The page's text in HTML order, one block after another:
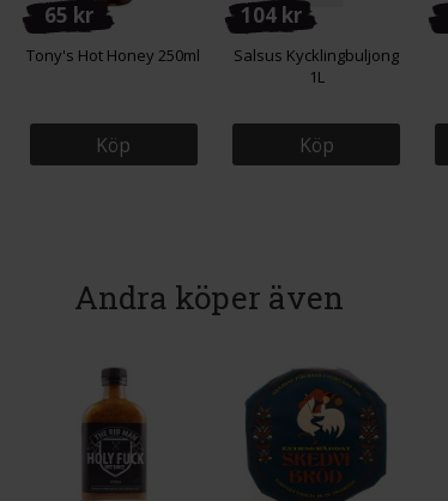
65 kr
Tony's Hot Honey 250ml
Köp
104 kr
Salsus Kycklingbuljong
1L
Köp
Andra köper även